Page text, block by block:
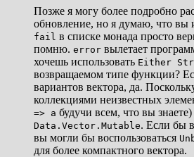
Позже я могу более подробно
обновление, но я думаю, что вы
fail в списке монада просто
помню. error вылетает
хочешь использовать Either
возвращаемом типе функции?
вариантов вектора, да.
коллекциями неизвестных
=> a будучи всем, что вы знаете)
Data.Vector.Mutable. Если бы
вы могли бы воспользоваться
для более компактного вектора.